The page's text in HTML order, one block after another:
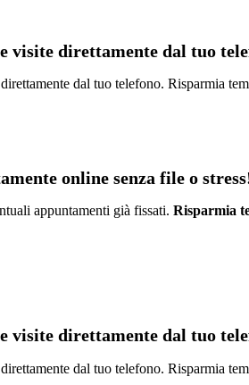
visite direttamente dal tuo
dal tuo telefono. Risparmia
online senza file o
appuntamenti già fissati. Risparmia
visite direttamente dal tuo
dal tuo telefono. Risparmia